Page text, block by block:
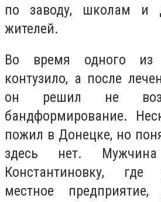
по заводу, школам и
жителей.
Во время одного из
контузило, а после
он решил не
бандформирование.
пожил в Донецке, но
здесь нет.
Константиновку,
местное